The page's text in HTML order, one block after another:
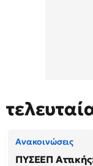
Ανακοινώσεις
ΠΥΣΕΕΠ